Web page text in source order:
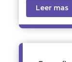
Leer mas